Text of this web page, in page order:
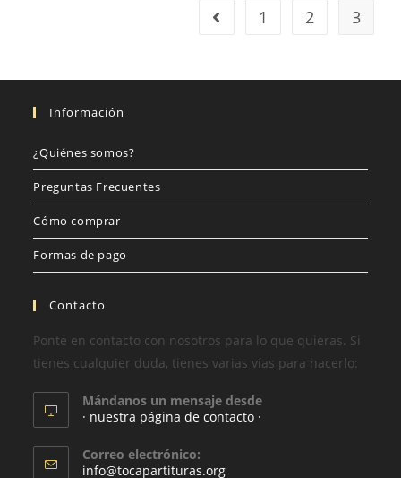
1 2 3
Información
¿Quiénes somos?
Preguntas Frecuentes
Cómo comprar
Formas de pago
Contacto
Ponte en contacto con nosotros para lo que quieras. Si
tienes cualquier duda, tienes varias vías para hacerlo:
Mándanos un mensaje desde
· nuestra página de contacto ·
Correo electrónico:
info@tocapartituras.org